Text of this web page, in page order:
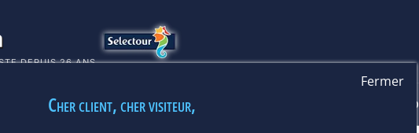
DEPUIS 26 ANS
SÉJOURS MULTI-CRITÈRES THALASSO
Fermer
Cher client, cher visiteur,